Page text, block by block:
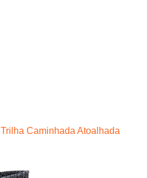
Caminhada Atoalhada